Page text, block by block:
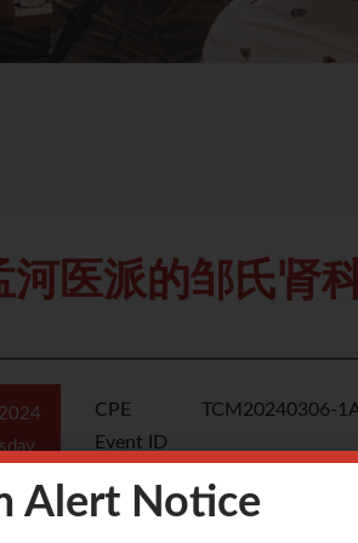
河医派的邹氏肾
CPE
Event ID
TCM20240306-
CPE
2 point
Alert Notice